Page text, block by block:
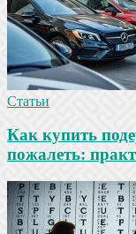
Статьи
Как купить
пожалеть: